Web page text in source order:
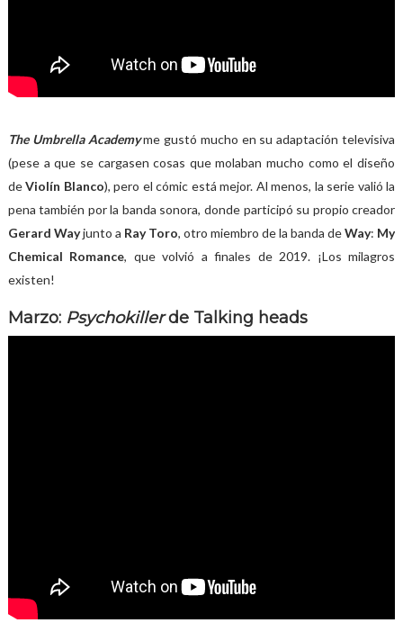
The Umbrella Academyme gustó mucho en su adaptación televisiva
(pese a que se cargasen cosas que molaban mucho como el diseño
deViolín Blanco), pero el cómic está mejor. Al menos, la serie valió la
pena también por la banda sonora, donde participó su propio creador
Gerard Wayjunto a Ray Toro, otro miembro de la banda deWay: My
Chemical Romance, que volvió a finales de 2019. ¡Los milagros
existen!
Marzo: Psychokillerde Talking heads